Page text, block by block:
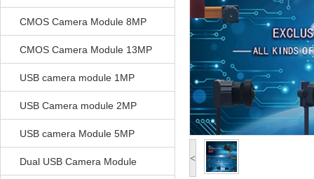
CMOS Camera Module 8MP
CMOS Camera Module 13MP
USB camera module 1MP
USB Camera module 2MP
USB camera Module 5MP
Dual USB Camera Module <